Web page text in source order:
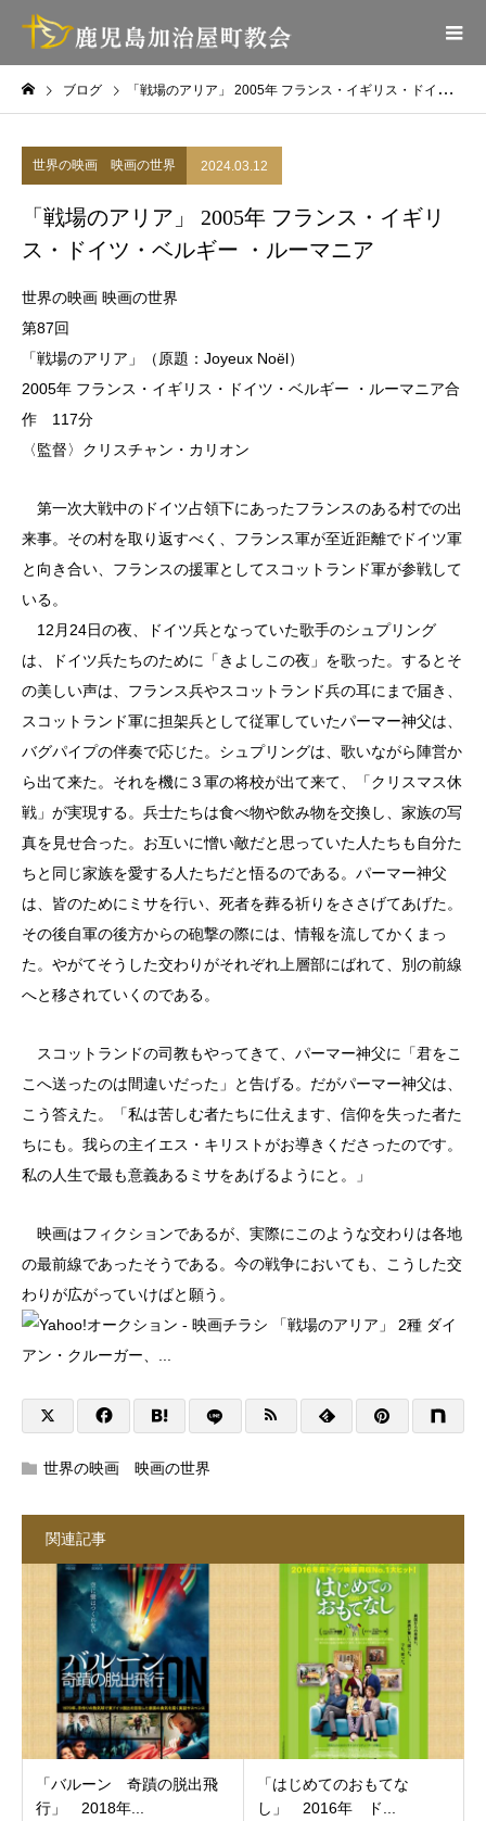
ブログ 「戦場のアリア」 2005年 フランス・イギリス・ドイツ・ベルギー ・ルーマニア
世界の映画 映画の世界 2024.03.12
「戦場のアリア」 2005年 フランス・イギリ
ス・ドイツ・ベルギー ・ルーマニア
世界の映画 映画の世界
第87回
「戦場のアリア」（原題：Joyeux Noël）
2005年 フランス・イギリス・ドイツ・ベルギー ・ルーマニア合
作 117分
〈監督〉クリスチャン・カリオン
第一次大戦中のドイツ占領下にあったフランスのある村での出
来事。その村を取り返すべく、フランス軍が至近距離でドイツ軍
と向き合い、フランスの援軍としてスコットランド軍が参戦して
いる。
12月24日の夜、ドイツ兵となっていた歌手のシュプリング
は、ドイツ兵たちのために「きよしこの夜」を歌った。するとそ
の美しい声は、フランス兵やスコットランド兵の耳にまで届き、
スコットランド軍に担架兵として従軍していたパーマー神父は、
バグパイプの伴奏で応じた。シュプリングは、歌いながら陣営か
ら出て来た。それを機に３軍の将校が出て来て、「クリスマス休
戦」が実現する。兵士たちは食べ物や飲み物を交換し、家族の写
真を見せ合った。お互いに憎い敵だと思っていた人たちも自分た
ちと同じ家族を愛する人たちだと悟るのである。パーマー神父
は、皆のためにミサを行い、死者を葬る祈りをささげてあげた。
その後自軍の後方からの砲撃の際には、情報を流してかくまっ
た。やがてそうした交わりがそれぞれ上層部にばれて、別の前線
へと移されていくのである。
スコットランドの司教もやってきて、パーマー神父に「君をこ
こへ送ったのは間違いだった」と告げる。だがパーマー神父は、
こう答えた。「私は苦しむ者たちに仕えます、信仰を失った者た
ちにも。我らの主イエス・キリストがお導きくださったのです。
私の人生で最も意義あるミサをあげるようにと。」
映画はフィクションであるが、実際にこのような交わりは各地
の最前線であったそうである。今の戦争においても、こうした交
わりが広がっていけばと願う。
世界の映画 映画の世界
関連記事
「バルーン 奇蹟の脱出飛
行」 2018年...
「はじめてのおもてな
し」 2016年 ド...